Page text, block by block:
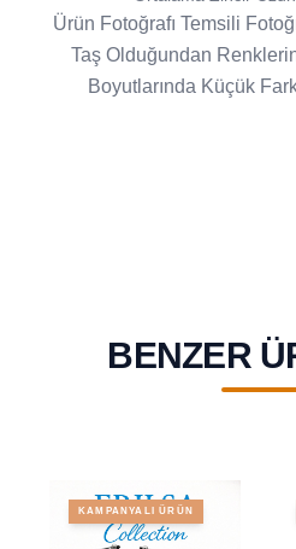
Ürün Fotoğrafı Temsili
Taş Olduğundan
Boyutlarında Küçük
BENZER
KAMPANYALI ÜRÜN